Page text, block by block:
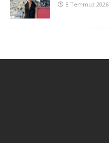
8 Temmuz 2026